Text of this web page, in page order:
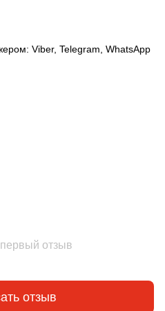
Viber, Telegram, WhatsApp
отзыв
отзыв